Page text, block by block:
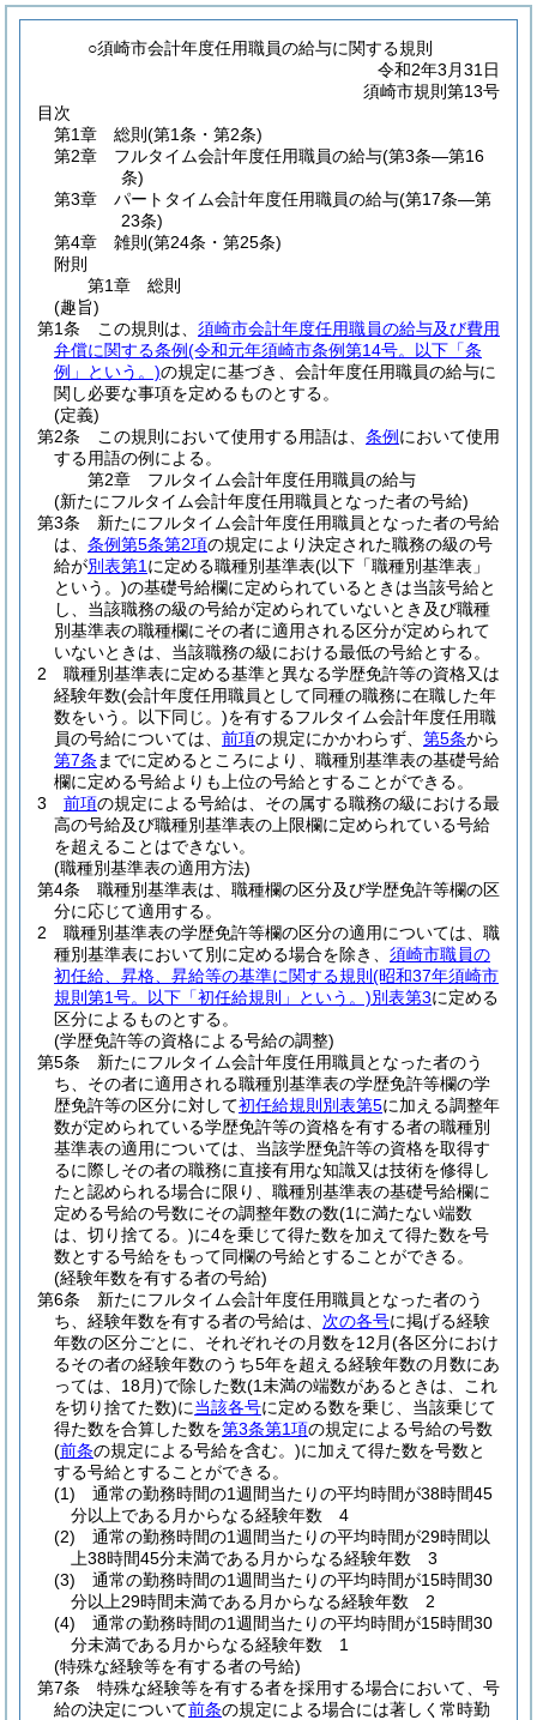
○須崎市会計年度任用職員の給与に関する規則
令和2年3月31日
須崎市規則第13号
目次
第1章
総則 (第1条・第2条)
第2章
フルタイム会計年度任用職員の給与(第3条―第16
条)
第3章
パートタイム会計年度任用職員の給与(第17条―第
23条)
第4章
雑則 (第24条・第25条)
附則
第1章
総則
(趣旨)
第1条
この規則は、 須崎市会計年度任用職員の給与及び費用
弁償に関する条例(令和元年須崎市条例第14号。以下「条
例」という。)の規定に基づき、会計年度任用職員の給与に
関し必要な事項を定めるものとする。
(定義)
第2条
この規則において使用する用語は、 条例 において使用
する用語の例による。
第2章
フルタイム会計年度任用職員の給与
(新たにフルタイム会計年度任用職員となった者の号給)
第3条
新たにフルタイム会計年度任用職員となった者の号給
は、 条例第5条第2項の規定により決定された職務の級の号
給が別表第1 に定める職種別基準表(以下「職種別基準表」
という。)の基礎号給欄に定められているときは当該号給と
し、当該職務の級の号給が定められていないとき及び職種
別基準表の職種欄にその者に適用される区分が定められて
いないときは、当該職務の級における最低の号給とする。
2
職種別基準表に定める基準と異なる学歴免許等の資格又は
経験年数(会計年度任用職員として同種の職務に在職した年
数をいう。以下同じ。)を有するフルタイム会計年度任用職
員の号給については、 前項の規定にかかわらず、 第5条から
第7条 までに定めるところにより、職種別基準表の基礎号給
欄に定める号給よりも上位の号給とすることができる。
3
前項の規定による号給は、その属する職務の級における最
高の号給及び職種別基準表の上限欄に定められている号給
を超えることはできない。
(職種別基準表の適用方法)
第4条
職種別基準表は、職種欄の区分及び学歴免許等欄の区
分に応じて適用する。
2
職種別基準表の学歴免許等欄の区分の適用については、職
種別基準表において別に定める場合を除き、 須崎市職員の
初任給、昇格、昇給等の基準に関する規則 (昭和37年須崎市
規則第1号。以下「初任給規則」という。)別表第3に定める
区分によるものとする。
(学歴免許等の資格による号給の調整)
第5条
新たにフルタイム会計年度任用職員となった者のう
ち、その者に適用される職種別基準表の学歴免許等欄の学
歴免許等の区分に対して初任給規則別表第5に加える調整年
数が定められている学歴免許等の資格を有する者の職種別
基準表の適用については、当該学歴免許等の資格を取得す
るに際しその者の職務に直接有用な知識又は技術を修得し
たと認められる場合に限り、職種別基準表の基礎号給欄に
定める号給の号数にその調整年数の数(1に満たない端数
は、切り捨てる。)に4を乗じて得た数を加えて得た数を号
数とする号給をもって同欄の号給とすることができる。
(経験年数を有する者の号給)
第6条
新たにフルタイム会計年度任用職員となった者のう
ち、経験年数を有する者の号給は、 次の各号に掲げる経験
年数の区分ごとに、それぞれその月数を12月(各区分におけ
るその者の経験年数のうち5年を超える経験年数の月数にあ
っては、18月)で除した数(1未満の端数があるときは、これ
を切り捨てた数)に当該各号に定める数を乗じ、当該乗じて
得た数を合算した数を第3条第1項の規定による号給の号数
(前条の規定による号給を含む。)に加えて得た数を号数と
する号給とすることができる。
(1)
通常の勤務時間の1週間当たりの平均時間が38時間45
分以上である月からなる経験年数 4
(2)
通常の勤務時間の1週間当たりの平均時間が29時間以
上38時間45分未満である月からなる経験年数 3
(3)
通常の勤務時間の1週間当たりの平均時間が15時間30
分以上29時間未満である月からなる経験年数 2
(4)
通常の勤務時間の1週間当たりの平均時間が15時間30
分未満である月からなる経験年数 1
(特殊な経験等を有する者の号給)
第7条
特殊な経験等を有する者を採用する場合において、号
給の決定について前条の規定による場合には著しく常時勤